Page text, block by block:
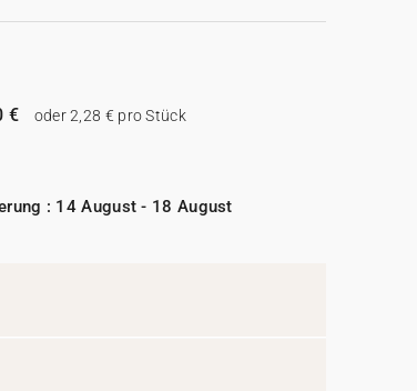
€ oder 2,28 € pro Stück
: 14 August - 18 August